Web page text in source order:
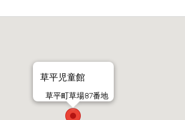
草平児童館
草平町草場87番地